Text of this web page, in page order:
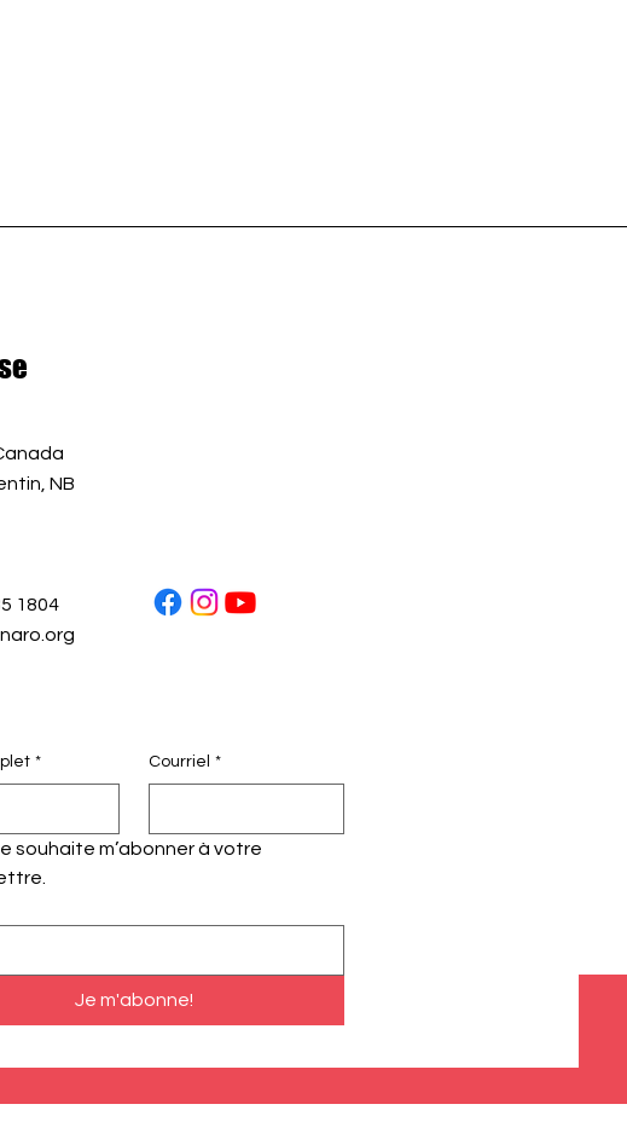
NB
1804
* Courriel *
souhaite m’abonner à votre
Je m'abonne!